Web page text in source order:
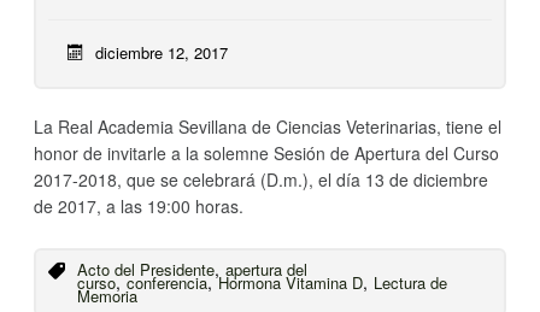
diciembre 12, 2017
La Real Academia Sevillana de Ciencias Veterinarias, tiene el
honor de invitarle a la solemne Sesión de Apertura del Curso
2017-2018, que se celebrará (D.m.), el día 13 de diciembre
de 2017, a las 19:00 horas.
Acto del Presidente, apertura del
curso, conferencia, Hormona Vitamina D, Lectura de
Memoria